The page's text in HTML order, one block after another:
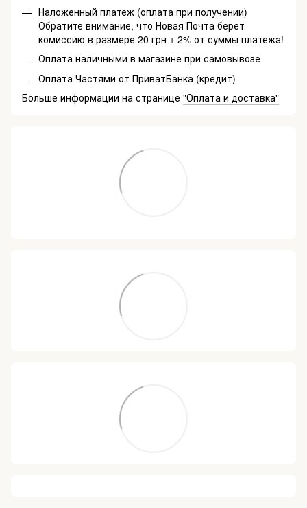
Наложенный платеж (оплата при получении)
Обратите внимание, что Новая Почта берет
комиссию в размере 20 грн + 2% от суммы платежа!
Оплата наличными в магазине при самовывозе
Оплата Частями от ПриватБанка (кредит)
Больше информации на странице "Оплата и доставка"